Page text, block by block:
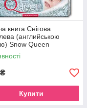
книга Снігова
(английською
Snow Queen
₴
Купити